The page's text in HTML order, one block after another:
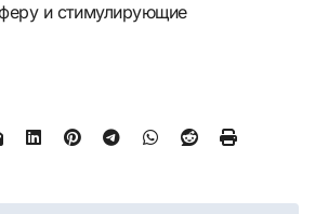
и стимулирующие